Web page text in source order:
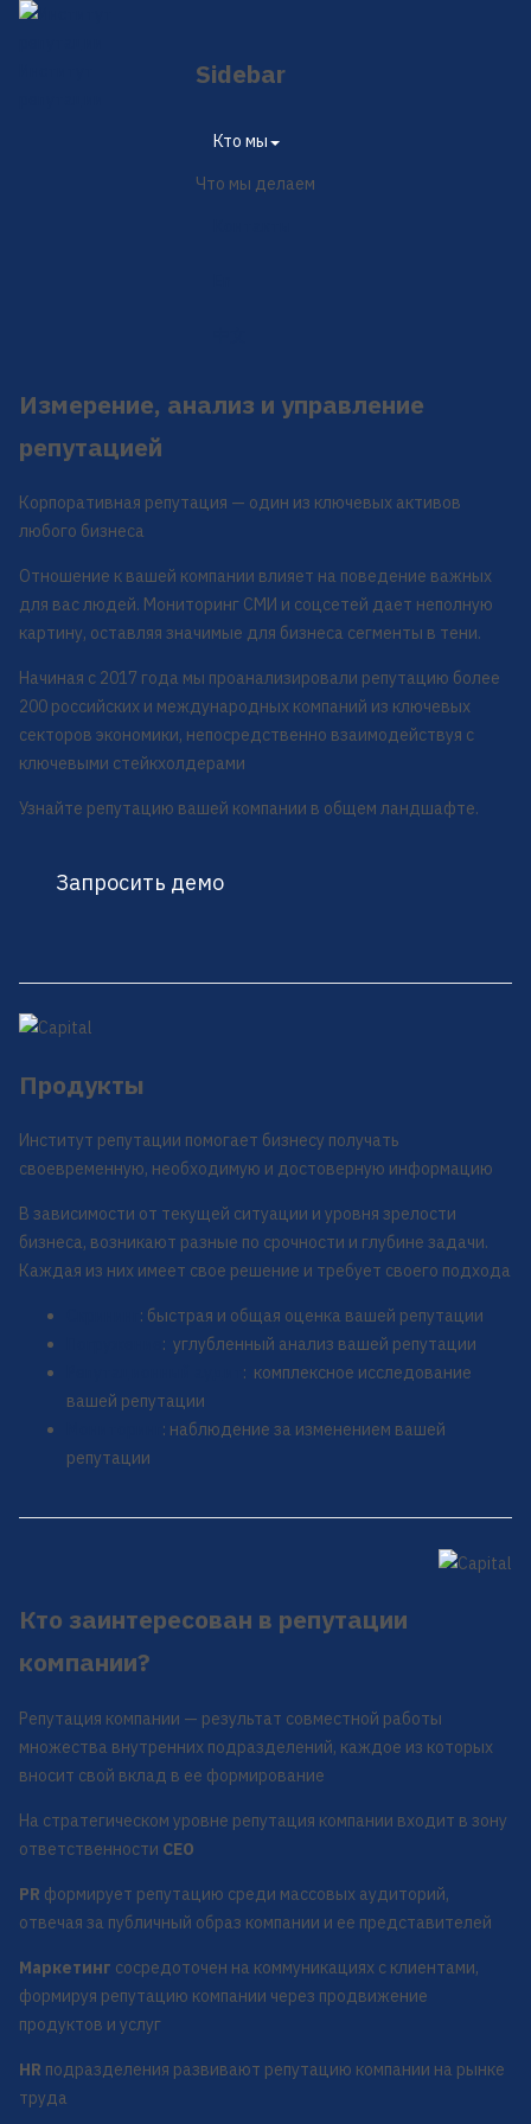
Sidebar
Кто мы
Что мы делаем
Измерение, анализ и управление
репутацией
Корпоративная репутация — один из ключевых активов
любого бизнеса
Отношение к вашей компании влияет на поведение важных
для вас людей. Мониторинг СМИ и соцсетей дает неполную
картину, оставляя значимые для бизнеса сегменты в тени.
Начиная с 2017 года мы проанализировали репутацию более
200 российских и международных компаний из ключевых
секторов экономики, непосредственно взаимодействуя с
ключевыми стейкхолдерами
Узнайте репутацию вашей компании в общем ландшафте.
Запросить демо
Продукты
Институт репутации помогает бизнесу получать
своевременную, необходимую и достоверную информацию
В зависимости от текущей ситуации и уровня зрелости
бизнеса, возникают разные по срочности и глубине задачи.
Каждая из них имеет свое решение и требует своего подхода
: быстрая и общая оценка вашей репутации
: углубленный анализ вашей репутации
: комплексное исследование
вашей репутации
: наблюдение за изменением вашей
репутации
Кто заинтересован в репутации
компании?
Репутация компании — результат совместной работы
множества внутренних подразделений, каждое из которых
вносит свой вклад в ее формирование
На стратегическом уровне репутация компании входит в зону
ответственности CEO
PR формирует репутацию среди массовых аудиторий,
отвечая за публичный образ компании и ее представителей
Маркетинг сосредоточен на коммуникациях с клиентами,
формируя репутацию компании через продвижение
продуктов и услуг
HR подразделения развивают репутацию компании на рынке
труда